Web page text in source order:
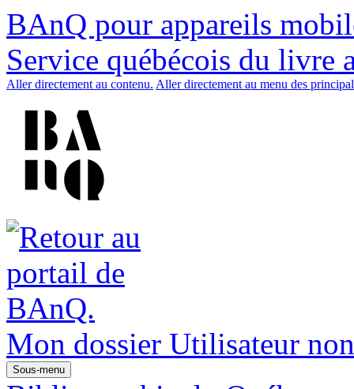
BAnQ pour appareils
Service québécois du livre
Aller directement au contenu. Aller directement au menu des
Mon dossier Utilisateur
Sous-menu